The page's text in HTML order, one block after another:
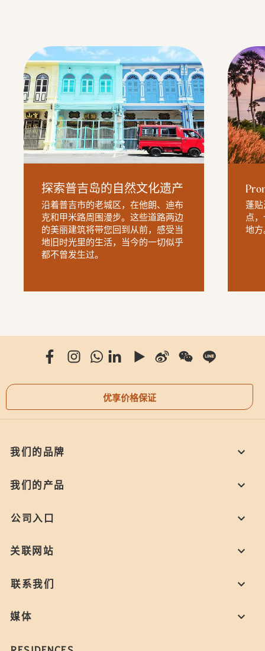
探索普吉岛的自然文化遗产
沿着普吉市的老城区，在他朗、迪布
克和甲米路周围漫步。这些道路两边
的美丽建筑将带您回到从前，感受当
地旧时光里的生活，当今的一切似乎
都不曾发生过。
蓬
点
地
优享价格保证
我们的品牌
我们的产品
公司入口
关联网站
联系我们
媒体